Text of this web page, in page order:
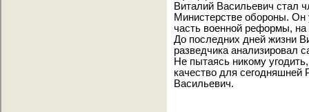
Виталий Васильевич стал
Министерстве обороны. Он
часть военной реформы, на
До последних дней жизни
разведчика анализировал
Не пытаясь никому
качество для
Васильевич.